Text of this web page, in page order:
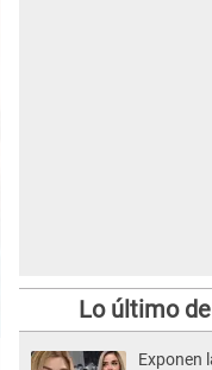
Lo último
Exponen